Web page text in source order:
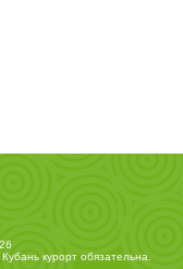
Кубань курортобязательна.